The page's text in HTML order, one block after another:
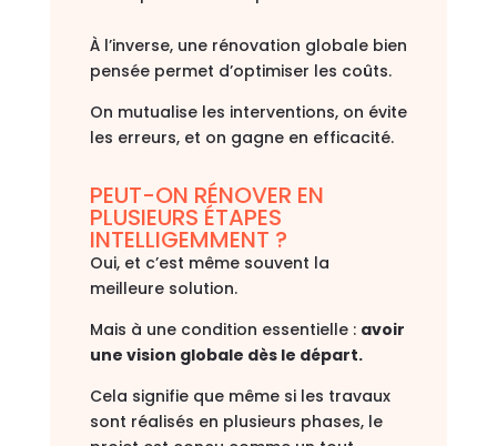
À l’inverse, une rénovation globale bien
pensée permet d’optimiser les coûts.
On mutualise les interventions, on évite
les erreurs, et on gagne en efficacité.
PEUT-ON RÉNOVER EN
PLUSIEURS ÉTAPES
INTELLIGEMMENT ?
Oui, et c’est même souvent la
meilleure solution.
Mais à une condition essentielle : avoir
une vision globale dès le départ.
Cela signifie que même si les travaux
sont réalisés en plusieurs phases, le